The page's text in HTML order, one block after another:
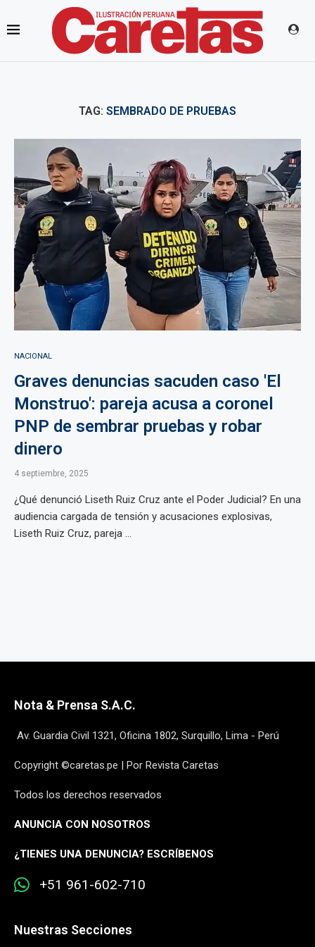
TAG: SEMBRADO DE PRUEBAS
NACIONAL
Graves denuncias sacuden caso 'El
Monstruo': pareja acusa a coronel
PNP de sembrar pruebas y robar
dinero
4 septiembre, 2025
¿Qué denunció Liseth Ruiz Cruz ante el Poder Judicial? En una
audiencia cargada de tensión y acusaciones explosivas,
Liseth Ruiz Cruz, pareja ...
Nota & Prensa S.A.C.
Av. Guardia Civil 1321, Oficina 1802, Surquillo, Lima - Perú
Copyright ©caretas.pe | Por Revista Caretas
Todos los derechos reservados
ANUNCIA CON NOSOTROS
¿TIENES UNA DENUNCIA? ESCRÍBENOS
+51 961-602-710
Nuestras Secciones